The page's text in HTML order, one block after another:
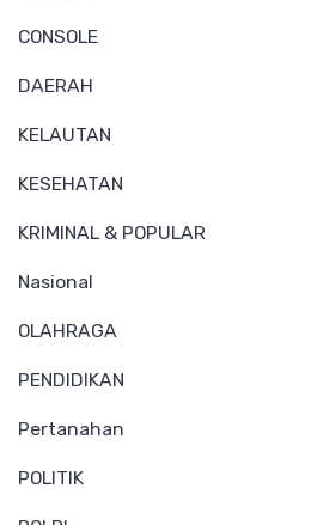
CONSOLE
DAERAH
KELAUTAN
KESEHATAN
KRIMINAL & POPULAR
Nasional
OLAHRAGA
PENDIDIKAN
Pertanahan
POLITIK